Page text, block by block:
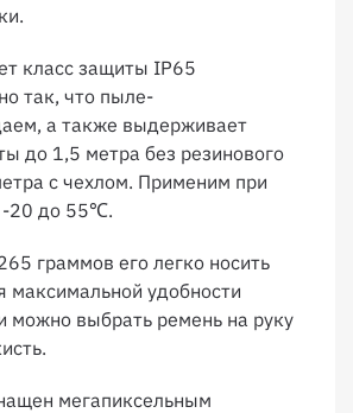
класс защиты IP65
так, что пыле-
а также выдерживает
до 1,5 метра без резинового
с чехлом. Применим при
-20 до 55℃.
граммов его легко носить
максимальной удобности
можно выбрать ремень на руку
мегапиксельным